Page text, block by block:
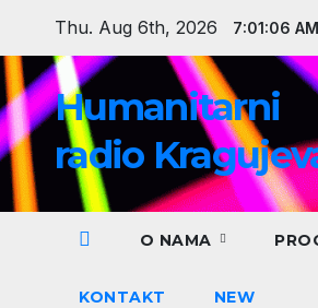
content
Thu. Aug 6th, 2026 7:01:07 AM
Humanitarni
radio
O NAMA
KONTAKT NEW